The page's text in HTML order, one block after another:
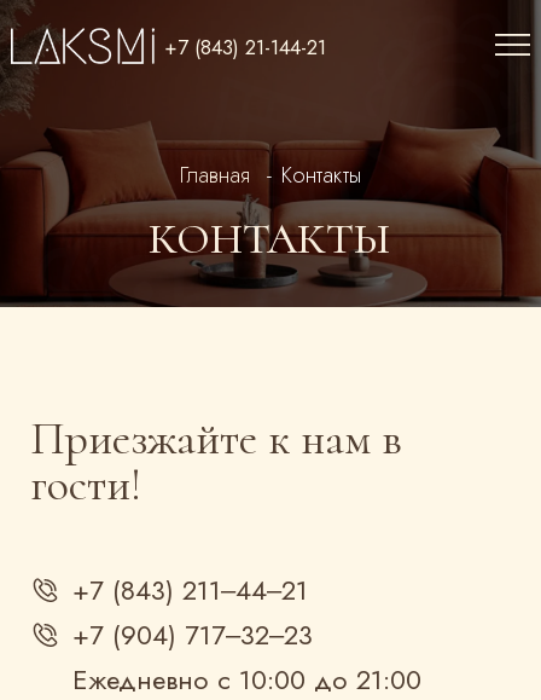
Перейти к основному содержанию
+7 (843) 21-144-21
Строка навигации
Главная Контакты
КОНТАКТЫ
Приезжайте к нам в
гости!
+7 (843) 211‒44‒21
+7 (904) 717‒32‒23
Ежедневно с 10:00 до 21:00